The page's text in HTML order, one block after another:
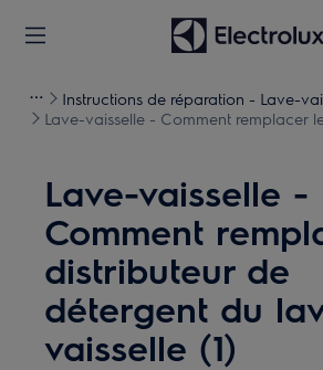
Instructions de réparation - Lave-
Lave-vaisselle - Comment remplacer
Lave-vaisselle -
Comment
distributeur de
détergent du
vaisselle (1)